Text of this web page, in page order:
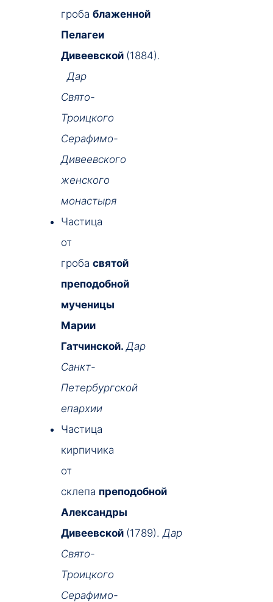
гроба блаженной
Пелагеи
Дивеевской (1884).
Дар
Свято-
Троицкого
Серафимо-
Дивеевского
женского
монастыря
Частица
от
гроба святой
преподобной
мученицы
Марии
Гатчинской. Дар
Санкт-
Петербургской
епархии
Частица
кирпичика
от
склепа преподобной
Александры
Дивеевской (1789). Дар
Свято-
Троицкого
Серафимо-